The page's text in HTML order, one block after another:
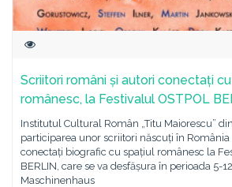
Scriitori români și autori conectați
românesc, la Festivalul OSTPOL
Institutul Cultural Român „Titu Maiorescu”
participarea unor scriitori născuți în
conectați biografic cu spațiul românesc la
BERLIN, care se va desfășura în perioada 5-
Maschinenhaus